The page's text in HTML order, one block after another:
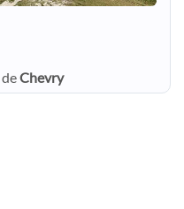
deChevry